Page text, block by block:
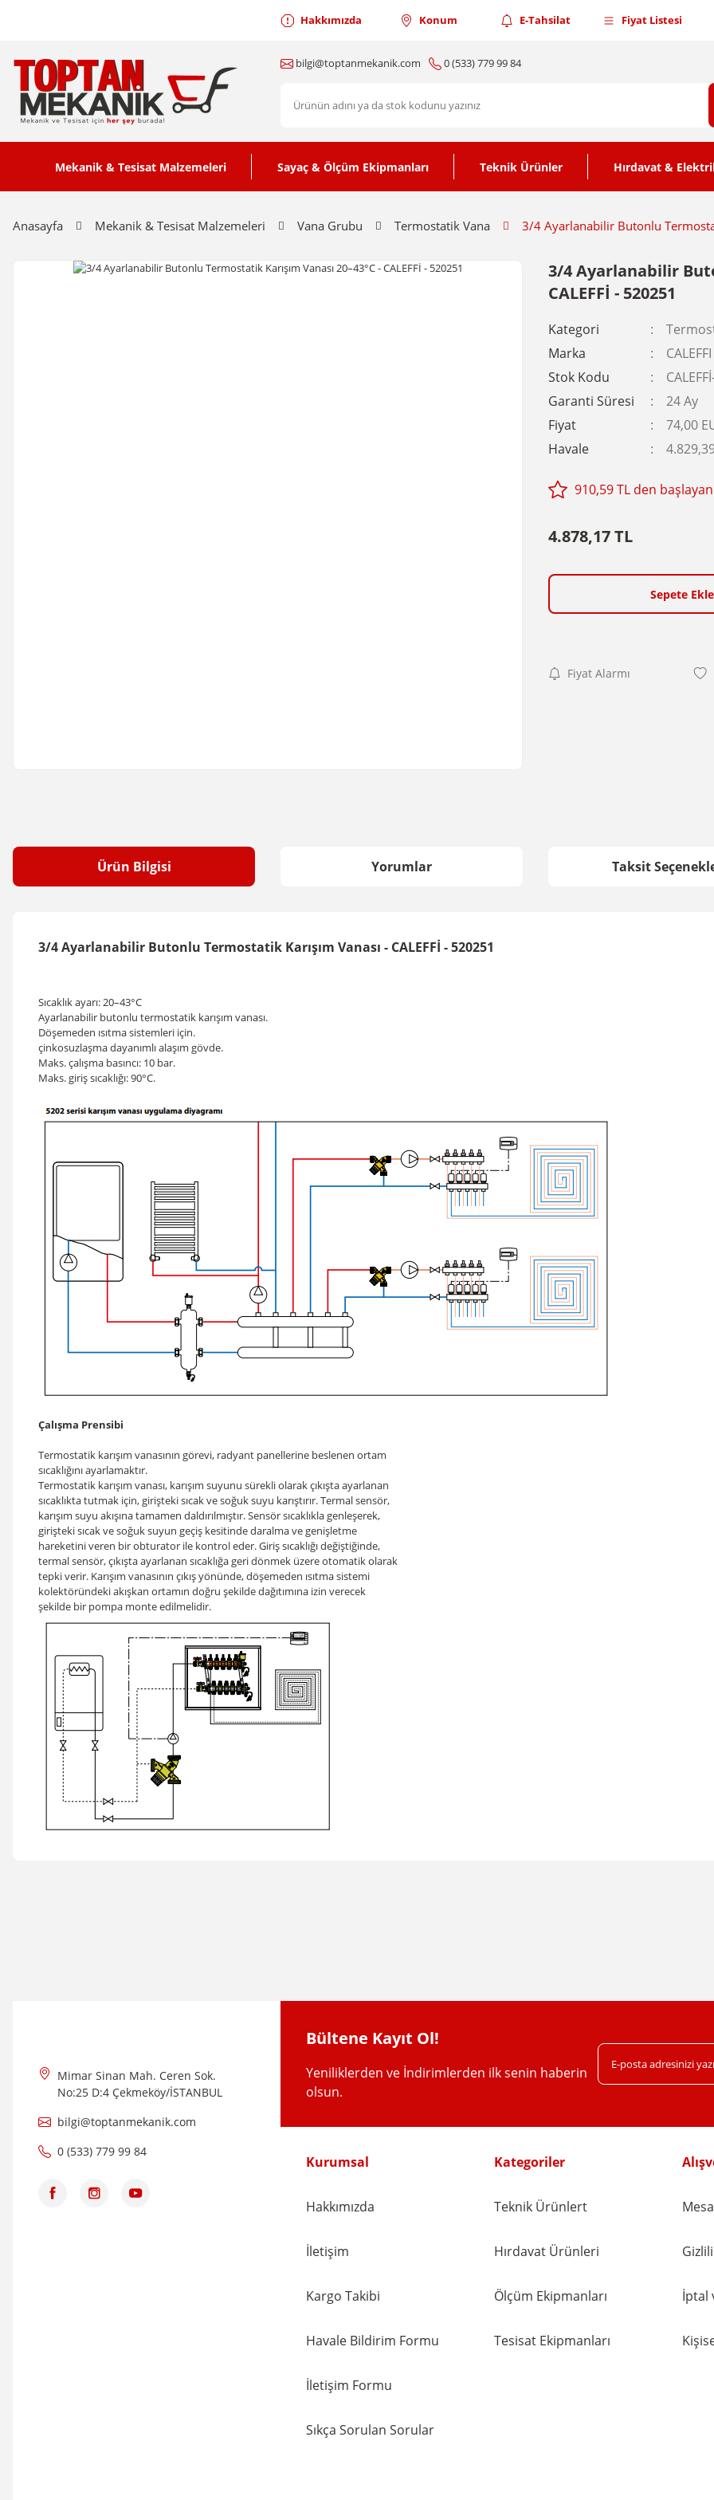
Hakkımızda Konum E-Tahsilat Fiyat Listesi
bilgi@toptanmekanik.com 0 (533) 779 99 84
Mekanik & Tesisat Malzemeleri Sayaç & Ölçüm Ekipmanları Teknik Ürünler Hırdavat &
Anasayfa Mekanik & Tesisat Malzemeleri Vana Grubu Termostatik Vana 3/4 Ayarlanabilir Butonlu
3/4 Ayarlanabilir
CALEFFİ - 520251
Kategori
Marka
CALEFFI
Stok Kodu
Garanti Süresi
24 Ay
Fiyat
74,00
Havale
910,59 TL den
4.878,17 TL
Sepete Ekle
Fiyat Alarmı
Ürün Bilgisi Yorumlar Taksit
3/4 Ayarlanabilir Butonlu Termostatik Karışım Vanası - CALEFFİ - 520251
Sıcaklık ayarı: 20–43°C
Ayarlanabilir butonlu termostatik karışım vanası.
Döşemeden ısıtma sistemleri için.
çinkosuzlaşma dayanımlı alaşım gövde.
Maks. çalışma basıncı: 10 bar.
Maks. giriş sıcaklığı: 90°C.
Çalışma Prensibi
Termostatik karışım vanasının görevi, radyant panellerine beslenen ortam
sıcaklığını ayarlamaktır.
Termostatik karışım vanası, karışım suyunu sürekli olarak çıkışta ayarlanan
sıcaklıkta tutmak için, girişteki sıcak ve soğuk suyu karıştırır. Termal sensör,
karışım suyu akışına tamamen daldırılmıştır. Sensör sıcaklıkla genleşerek,
girişteki sıcak ve soğuk suyun geçiş kesitinde daralma ve genişletme
hareketini veren bir obturator ile kontrol eder. Giriş sıcaklığı değiştiğinde,
termal sensör, çıkışta ayarlanan sıcaklığa geri dönmek üzere otomatik olarak
tepki verir. Karışım vanasının çıkış yönünde, döşemeden ısıtma sistemi
kolektöründeki akışkan ortamın doğru şekilde dağıtımına izin verecek
şekilde bir pompa monte edilmelidir.
Mimar Sinan Mah. Ceren Sok.
No:25 D:4 Çekmeköy/İSTANBUL
bilgi@toptanmekanik.com
0 (533) 779 99 84
Bültene Kayıt Ol!
Yeniliklerden ve İndirimlerden ilk senin haberin
olsun.
Kurumsal
Hakkımızda
İletişim
Kargo Takibi
Havale Bildirim Formu
İletişim Formu
Sıkça Sorulan Sorular
Kategoriler
Teknik Ürünlert
Hırdavat Ürünleri
Ölçüm Ekipmanları
Tesisat Ekipmanları
İptal